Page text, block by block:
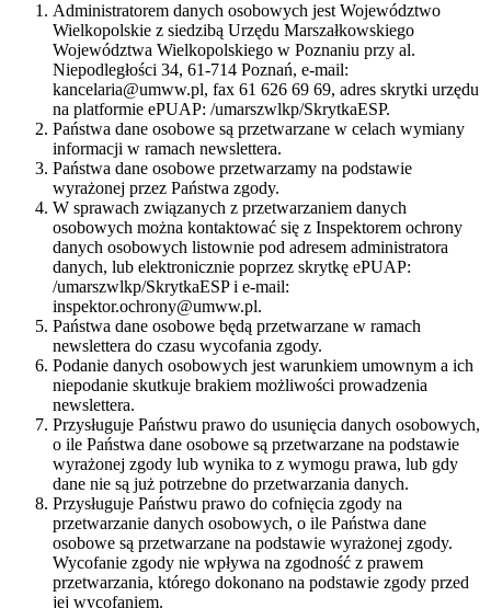
Administratorem danych osobowych jest Województwo
Wielkopolskie z siedzibą Urzędu Marszałkowskiego
Województwa Wielkopolskiego w Poznaniu przy al.
Niepodległości 34, 61-714 Poznań, e-mail:
kancelaria@umww.pl, fax 61 626 69 69, adres skrytki urzędu
na platformie ePUAP: /umarszwlkp/SkrytkaESP.
Państwa dane osobowe są przetwarzane w celach wymiany
informacji w ramach newslettera.
Państwa dane osobowe przetwarzamy na podstawie
wyrażonej przez Państwa zgody.
W sprawach związanych z przetwarzaniem danych
osobowych można kontaktować się z Inspektorem ochrony
danych osobowych listownie pod adresem administratora
danych, lub elektronicznie poprzez skrytkę ePUAP:
/umarszwlkp/SkrytkaESP i e-mail:
inspektor.ochrony@umww.pl.
Państwa dane osobowe będą przetwarzane w ramach
newslettera do czasu wycofania zgody.
Podanie danych osobowych jest warunkiem umownym a ich
niepodanie skutkuje brakiem możliwości prowadzenia
newslettera.
Przysługuje Państwu prawo do usunięcia danych osobowych,
o ile Państwa dane osobowe są przetwarzane na podstawie
wyrażonej zgody lub wynika to z wymogu prawa, lub gdy
dane nie są już potrzebne do przetwarzania danych.
Przysługuje Państwu prawo do cofnięcia zgody na
przetwarzanie danych osobowych, o ile Państwa dane
osobowe są przetwarzane na podstawie wyrażonej zgody.
Wycofanie zgody nie wpływa na zgodność z prawem
przetwarzania, którego dokonano na podstawie zgody przed
jej wycofaniem.